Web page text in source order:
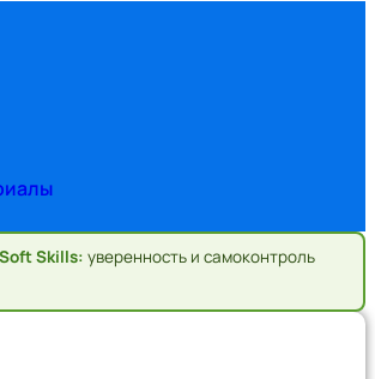
Soft Skills: уверенность и самоконтроль